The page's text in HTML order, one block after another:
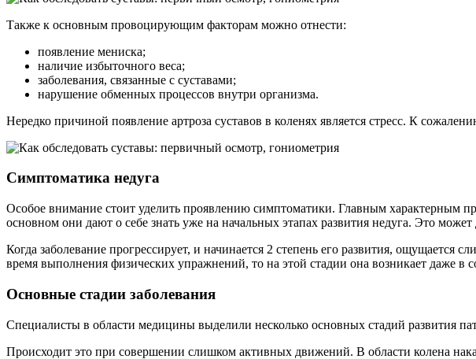
Также к основным провоцирующим факторам можно отнести:
появление мениска;
наличие избыточного веса;
заболевания, связанные с суставами;
нарушение обменных процессов внутри организма.
Нередко причиной появление артроза суставов в коленях является стресс. К
Симптоматика недуга
Особое внимание стоит уделить проявлению симптоматики. Главным характерным
основном они дают о себе знать уже на начальных этапах развития недуга. Это может
Когда заболевание прогрессирует, и начинается 2 степень его развития,
время выполнения физических упражнений, то на этой стадии она возникает даже в
Основные стадии заболевания
Специалисты в области медицины выделили несколько основных стадий развития
Происходит это при совершении слишком активных движений. В области колена